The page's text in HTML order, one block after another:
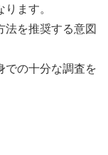
ます。
法を推奨する意図
での十分な調査を